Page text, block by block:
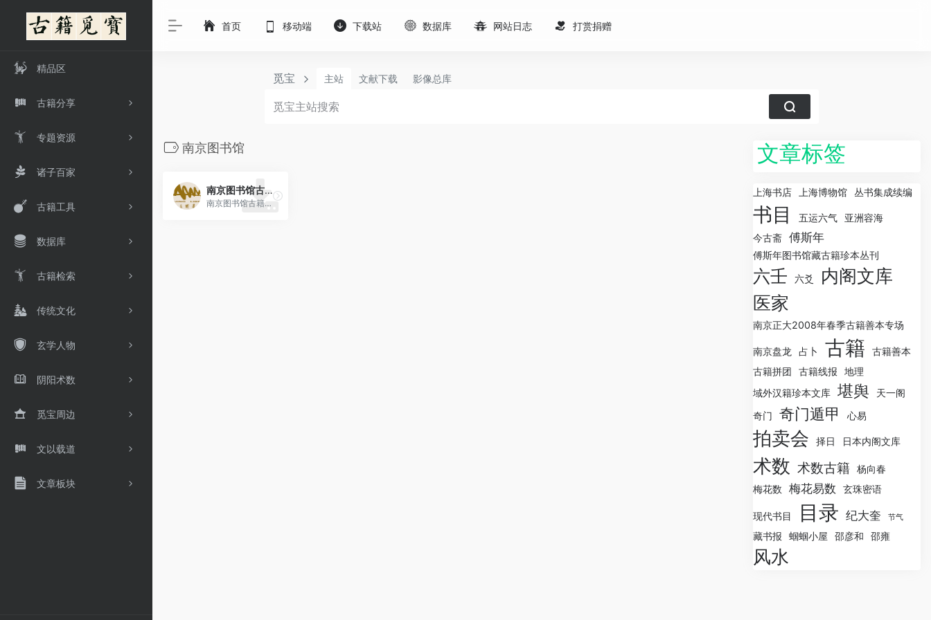
精品区
古籍分享
专题资源
诸子百家
古籍工具
数据库
古籍检索
传统文化
玄学人物
阴阳术数
觅宝周边
文以载道
文章板块
首页 移动端 下载站 数据库 网站日志 打赏捐赠
觅宝 主站 文献下载 影像总库
南京图书馆
南京图书馆古籍资源
南京图书馆古籍藏书非常多，是一座文化宝库
文章标签
上海书店 上海博物馆 丛书集成续编
书目 五运六气
亚洲容海
今古斋 傅斯年
傅斯年图书馆藏古籍珍本丛刊
六壬 六爻
内阁文库
医家
南京正大2008年春季古籍善本专场
南京盘龙 占卜 古籍
古籍善本
古籍拼团
古籍线报
地理
域外汉籍珍本文库 堪舆
天一阁
奇门
奇门遁甲 心易
拍卖会 择日 日本内阁文库
术数 术数古籍
杨向春
梅花数
梅花易数 玄珠密语
现代书目 目录 纪大奎 节气
藏书报 蝈蝈小屋 邵彦和 邵雍
风水